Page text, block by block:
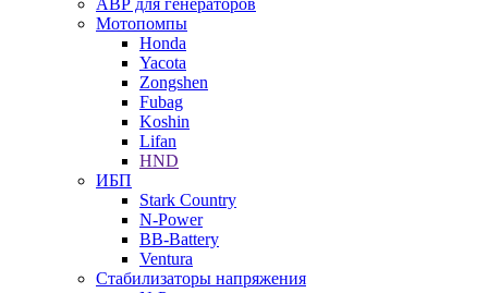
АВР для генераторов
Мотопомпы
Honda
Yacota
Zongshen
Fubag
Koshin
Lifan
HND
ИБП
Stark Country
N-Power
BB-Battery
Ventura
Стабилизаторы напряжения